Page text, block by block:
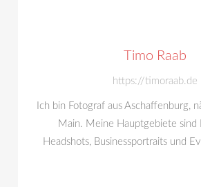
Timo Raab
https://timoraab.de
Ich bin Fotograf aus Aschaffenburg,
Main. Meine Hauptgebiete sind
Headshots, Businessportraits und